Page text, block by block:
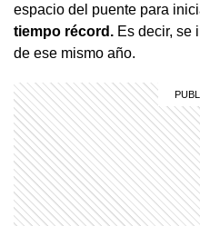
espacio del puente para
tiempo récord. Es decir, se
de ese mismo año.